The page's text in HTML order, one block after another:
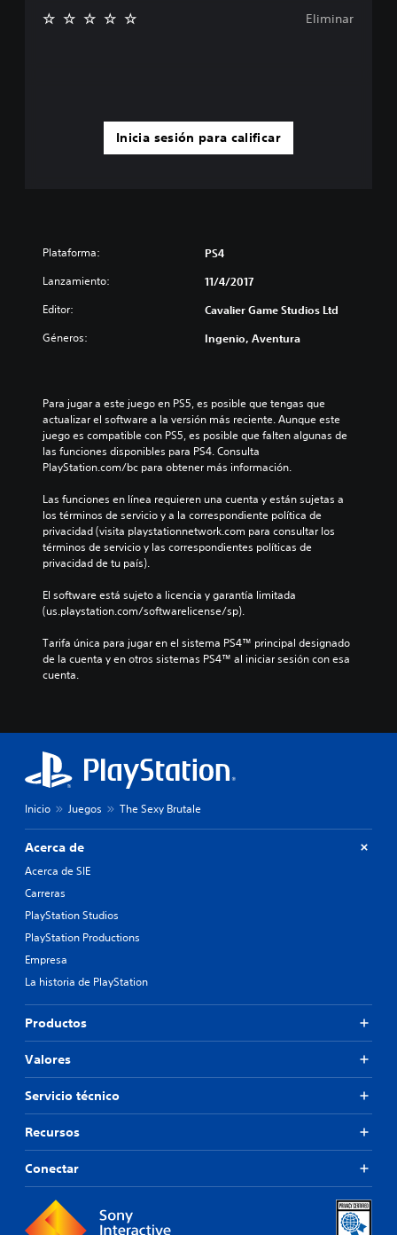
Inicia sesión para calificar
Eliminar
Plataforma: PS4
Lanzamiento: 11/4/2017
Editor: Cavalier Game Studios Ltd
Géneros: Ingenio, Aventura
Para jugar a este juego en PS5, es posible que tengas que
actualizar el software a la versión más reciente. Aunque este
juego es compatible con PS5, es posible que falten algunas de
las funciones disponibles para PS4. Consulta
PlayStation.com/bc para obtener más información.
Las funciones en línea requieren una cuenta y están sujetas a
los términos de servicio y a la correspondiente política de
privacidad (visita playstationnetwork.com para consultar los
términos de servicio y las correspondientes políticas de
privacidad de tu país).
El software está sujeto a licencia y garantía limitada
(us.playstation.com/softwarelicense/sp).
Tarifa única para jugar en el sistema PS4™ principal designado
de la cuenta y en otros sistemas PS4™ al iniciar sesión con esa
cuenta.
Inicio Juegos The Sexy Brutale
Acerca de
Acerca de SIE
Carreras
PlayStation Studios
PlayStation Productions
Empresa
La historia de PlayStation
Productos
Valores
Servicio técnico
Recursos
Conectar